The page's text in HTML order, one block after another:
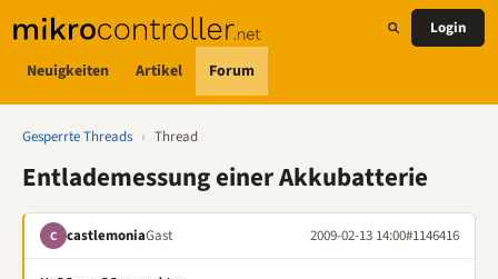
Neuigkeiten Artikel Forum
Login
Gesperrte Threads › Thread
Entlademessung einer Akkubatterie
C castlemoniaGast 2009-02-13 14:00#1146416